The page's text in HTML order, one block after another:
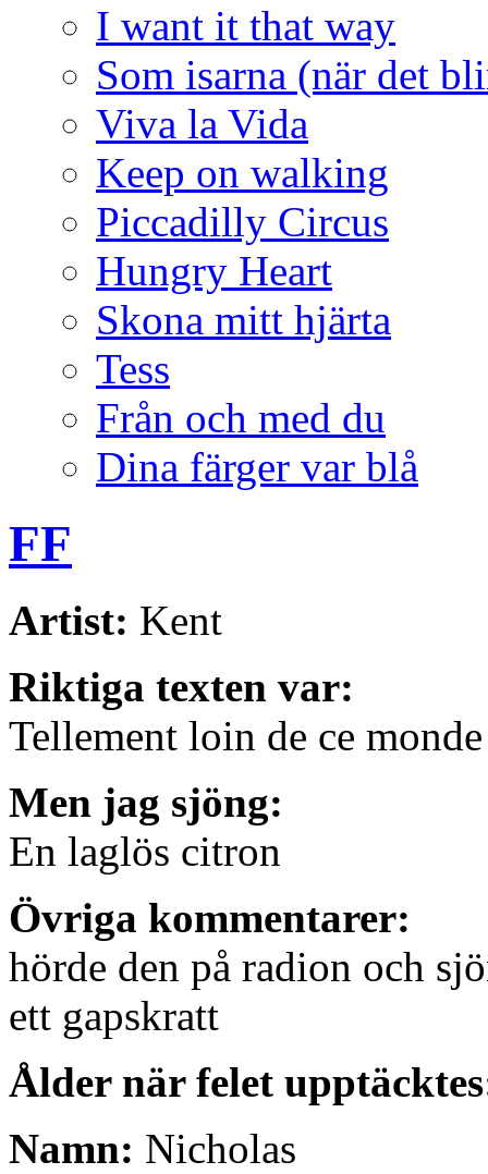
I want it that way
Som isarna (när det
Viva la Vida
Keep on walking
Piccadilly Circus
Hungry Heart
Skona mitt hjärta
Tess
Från och med du
Dina färger var blå
FF
Artist: Kent
Riktiga texten var:
Tellement loin de ce monde
Men jag sjöng:
En laglös citron
Övriga kommentarer:
hörde den på radion och
ett gapskratt
Ålder när felet
Namn: Nicholas